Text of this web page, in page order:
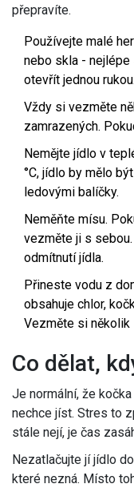
přepravíte.
Používejte malé
nebo skla - nejlépe
otevřít jednou rukou.
Vždy si vezměte
zamrazených.
Nemějte jídlo v
°C, jídlo by mělo
ledovými balíčky.
Neměňte mísu.
vezměte ji s
odmítnutí jídla.
Přineste vodu z
obsahuje chlor,
Vezměte si několik
Co dělat,
Je normální, že
nechce jíst. Stres to
stále nejí, je čas
Nezatlačujte jí jídlo
které nezná. Místo